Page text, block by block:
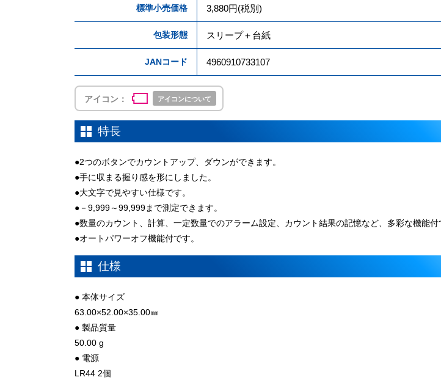
標準小売価格 3,880円(税別)
包装形態 スリープ＋台紙
JANコード 4960910733107
アイコン： アイコンについて
特長
●2つのボタンでカウントアップ、ダウンができます。
●手に収まる握り感を形にしました。
●大文字で見やすい仕様です。
●－9,999～99,999まで測定できます。
●数量のカウント、計算、一定数量でのアラーム設定、カウント結果の記憶など、多彩な機能付
●オートパワーオフ機能付です。
仕様
● 本体サイズ
63.00×52.00×35.00㎜
● 製品質量
50.00 g
● 電源
LR44 2個